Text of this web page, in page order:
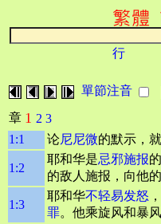
行
單節注音
章 1 2 3
1:1
论尼尼微的默示，
1:2
耶和华是忌邪施报
的敌人施报，向他
1:3
耶和华不轻易发怒 ，
罪。他乘旋风和暴风